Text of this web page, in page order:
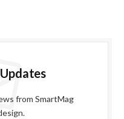
from SmartMag